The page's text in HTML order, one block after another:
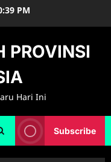
PM
PROVINSI
Hari Ini
Subscribe